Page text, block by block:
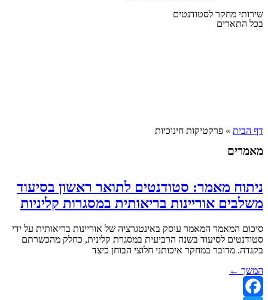
שירותי מחקר לסטודנטים
בכל התארים
דף הבית » פרקטיקות חינוכיות
מאמרים
ניתוח מאמר: סטודנטים לתואר ראשון בסיעוד
משלבים אוריינות בריאותית במסגרות קליניות
סיכום המאמר המאמר עוסק באינטגרציה של אוריינות בריאותית על ידי
סטודנטים לסיעוד בשנה הרביעית במסגרת קלינית, כחלק מהכשרתם
בקנדה. מדובר במחקר איכותני חלוצי הבוחן כיצד
המשך ←